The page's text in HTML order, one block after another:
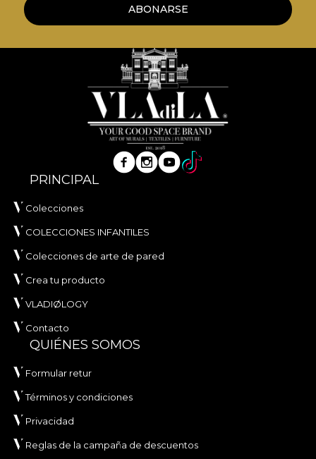
ABONARSE
PRINCIPAL
Colecciones
COLECCIONES INFANTILES
Colecciones de arte de pared
Crea tu producto
VLADIØLOGY
Contacto
QUIÉNES SOMOS
Formular retur
Términos y condiciones
Privacidad
Reglas de la campaña de descuentos